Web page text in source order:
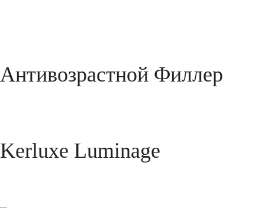
Антивозрастной Филлер
Kerluxe Luminage